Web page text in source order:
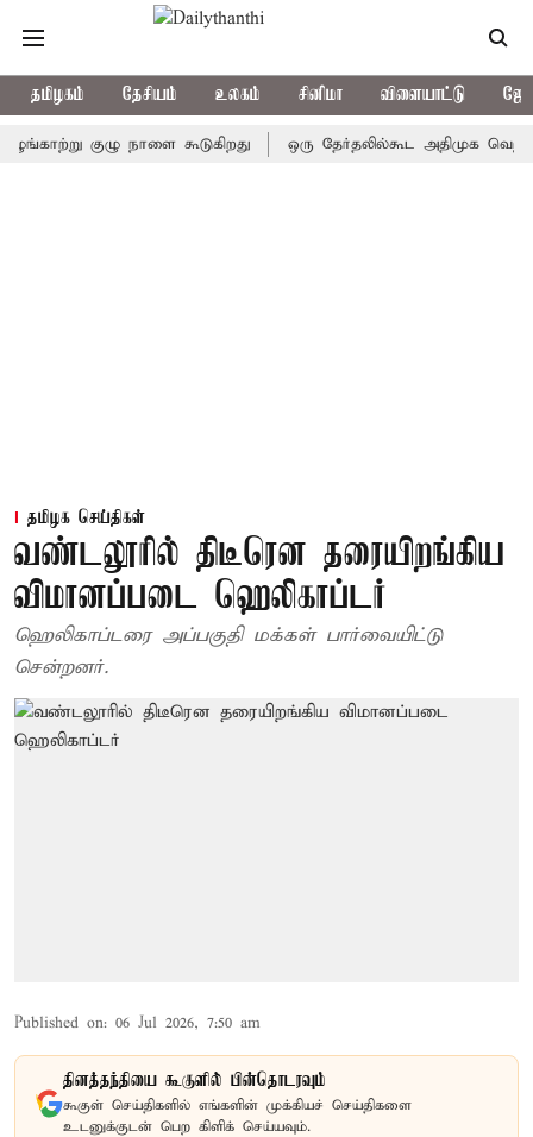
தமிழகம் தேசியம் உலகம் சினிமா விளையாட்டு
குழு நாளை கூடுகிறது ஒரு தேர்தலில்கூட அதிமுக
தமிழக செய்திகள்
வண்டலூரில் திடீரென தரையிறங்கிய
விமானப்படை ஹெலிகாப்டர்
ஹெலிகாப்டரை அப்பகுதி மக்கள் பார்வையிட்டு
சென்றனர்.
Published on: 06 Jul 2026, 7:50 am
தினத்தந்தியை கூகுளில் பின்தொடரவும்
கூகுள் செய்திகளில் எங்களின் முக்கியச் செய்திகளை
உடனுக்குடன் பெற கிளிக் செய்யவும்.